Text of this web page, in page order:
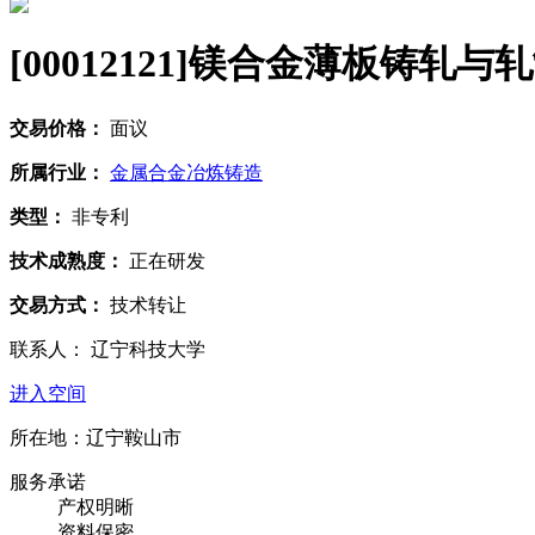
[00012121]镁合金薄板铸轧与
交易价格： 面议
所属行业： 金属合金冶炼铸造
类型： 非专利
技术成熟度： 正在研发
交易方式： 技术转让
联系人： 辽宁科技大学
进入空间
所在地：辽宁鞍山市
服务承诺
产权明晰